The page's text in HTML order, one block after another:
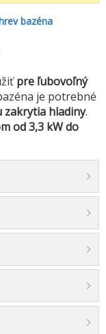
bazéna
pre ľubovoľný
je potrebné
zakrytia hladiny.
od 3,3 kW do